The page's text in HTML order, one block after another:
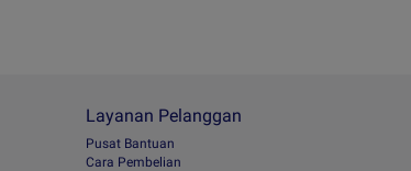
Layanan Pelanggan
Pusat Bantuan
Cara Pembelian